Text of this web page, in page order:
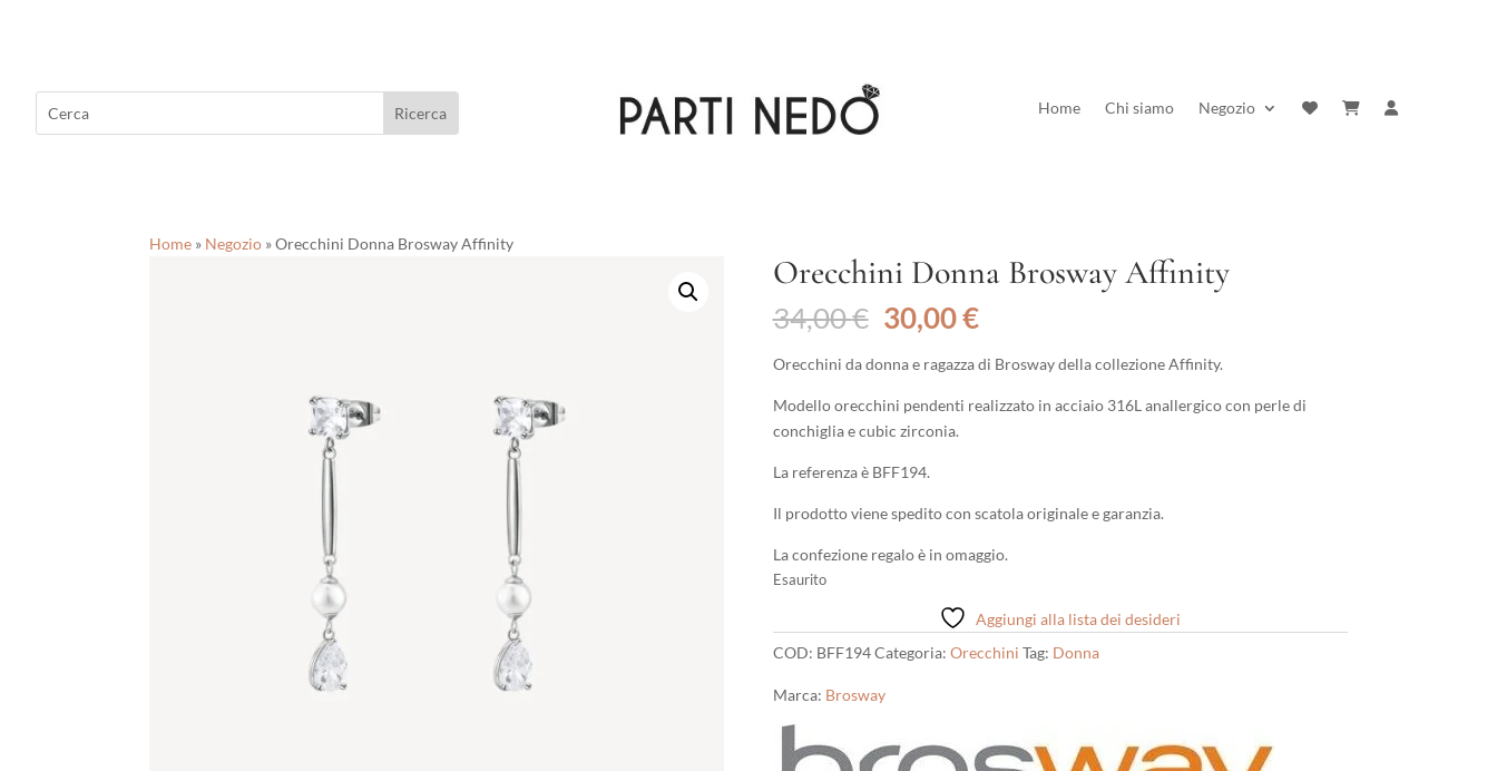
Home Chi siamo Negozio
Home » Negozio »Orecchini Donna Brosway Affinity
Orecchini Donna Brosway Affinity
34,00€ Il
prezzo
originale
era:
34,00 €.
30,00€Il
attuale
è:
30,00 €.
Orecchini da donna e ragazza di Brosway della collezione Affinity.
Modello orecchini pendenti realizzato in acciaio 316L anallergico con perle di
conchiglia e cubic zirconia.
La referenza è BFF194.
Il prodotto viene spedito con scatola originale e garanzia.
La confezione regalo è in omaggio.
Esaurito
Aggiungi alla lista dei desideri
COD: BFF194 Categoria: Orecchini Tag: Donna
Marca: Brosway